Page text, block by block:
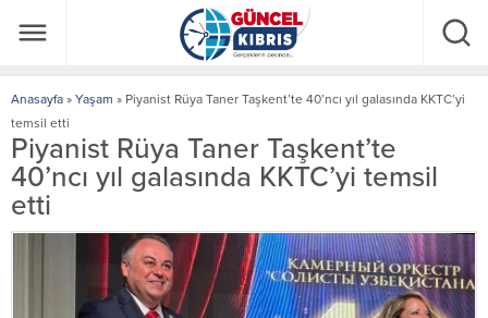
Anasayfa » Yaşam » Piyanist Rüya Taner Taşkent’te 40’ncı yıl galasında KKTC’yi
temsil etti
Piyanist Rüya Taner Taşkent’te
40’ncı yıl galasında KKTC’yi temsil
etti